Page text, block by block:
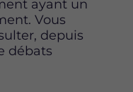
ayant un
Vous
depuis
débats